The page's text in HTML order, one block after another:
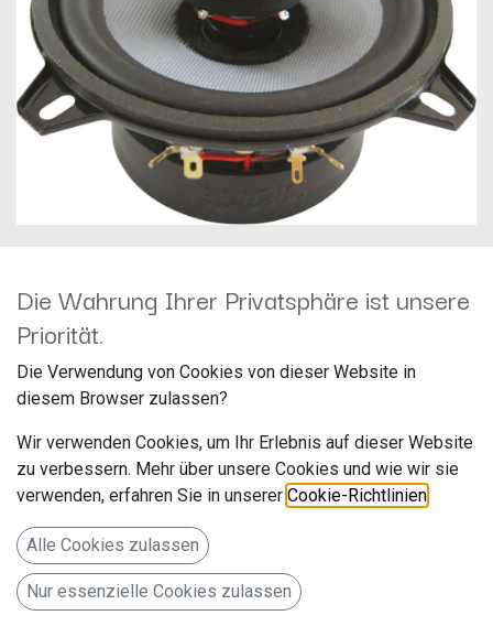
Audio System CO130 evo
Hersteller: Audio System
Artikelnummer: 130COEvo
Falltorstr. 6
76707 Hambrücken
Deutschland www.audio-system.de
13 cm Koaxiallautsprecher
Die Wahrung Ihrer Privatsphäre ist unsere
Priorität.
Die Verwendung von Cookies von dieser Website in
diesem Browser zulassen?
Wir verwenden Cookies, um Ihr Erlebnis auf dieser Website
zu verbessern. Mehr über unsere Cookies und wie wir sie
verwenden, erfahren Sie in unserer Cookie-Richtlinien
Alle Cookies zulassen
Nur essenzielle Cookies zulassen